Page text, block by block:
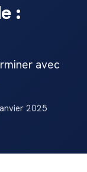
:
avec
2025